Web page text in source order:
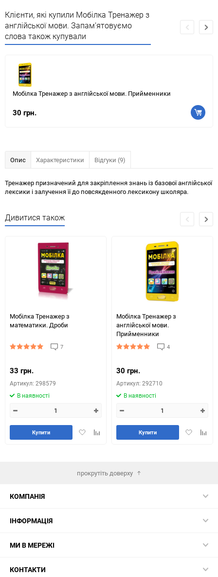
Клієнти, які купили Мобілка Тренажер з
англійської мови. Запам’ятовуємо
слова також купували
Мобілка Тренажер з англійської мови. Прийменники
30 грн.
Опис Характеристики Відгуки (9)
Тренажер призначений для закріплення знань із базової англійської
лексики і залучення її до повсякденного лексикону школяра.
Дивитися також
Мобілка Тренажер з
математики. Дроби
7
33 грн.
Артикул: 298579
В наявності
ДодатиДодайте
Купити
Мобілка Тренажер з
англійської мови.
Прийменники
4
30 грн.
Артикул: 292710
В наявності
Додати
Купити
прокрутіть доверху
КОМПАНІЯ
ІНФОРМАЦІЯ
МИ В МЕРЕЖІ
КОНТАКТИ